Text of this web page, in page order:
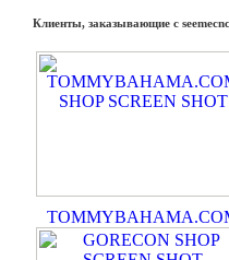
Клиенты, заказывающие с